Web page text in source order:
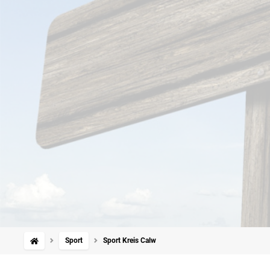
Sport Sport Kreis Calw